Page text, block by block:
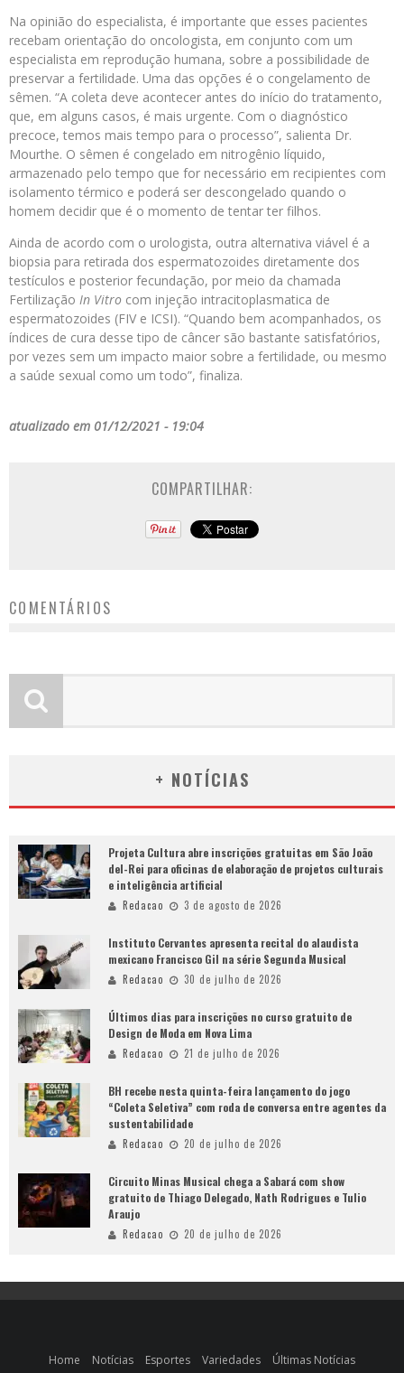
Na opinião do especialista, é importante que esses pacientes
recebam orientação do oncologista, em conjunto com um
especialista em reprodução humana, sobre a possibilidade de
preservar a fertilidade. Uma das opções é o congelamento de
sêmen. “A coleta deve acontecer antes do início do tratamento,
que, em alguns casos, é mais urgente. Com o diagnóstico
precoce, temos mais tempo para o processo”, salienta Dr.
Mourthe. O sêmen é congelado em nitrogênio líquido,
armazenado pelo tempo que for necessário em recipientes com
isolamento térmico e poderá ser descongelado quando o
homem decidir que é o momento de tentar ter filhos.
Ainda de acordo com o urologista, outra alternativa viável é a
biopsia para retirada dos espermatozoides diretamente dos
testículos e posterior fecundação, por meio da chamada
Fertilização In Vitro com injeção intracitoplasmatica de
espermatozoides (FIV e ICSI). “Quando bem acompanhados, os
índices de cura desse tipo de câncer são bastante satisfatórios,
por vezes sem um impacto maior sobre a fertilidade, ou mesmo
a saúde sexual como um todo”, finaliza.
atualizado em 01/12/2021 - 19:04
COMPARTILHAR:
COMENTÁRIOS
+ NOTÍCIAS
Projeta Cultura abre inscrições gratuitas em São João
del-Rei para oficinas de elaboração de projetos culturais
e inteligência artificial
Redacao 3 de agosto de 2026
Instituto Cervantes apresenta recital do alaudista
mexicano Francisco Gil na série Segunda Musical
Redacao 30 de julho de 2026
Últimos dias para inscrições no curso gratuito de
Design de Moda em Nova Lima
Redacao 21 de julho de 2026
BH recebe nesta quinta-feira lançamento do jogo
“Coleta Seletiva” com roda de conversa entre agentes da
sustentabilidade
Redacao 20 de julho de 2026
Circuito Minas Musical chega a Sabará com show
gratuito de Thiago Delegado, Nath Rodrigues e Tulio
Araujo
Redacao 20 de julho de 2026
Home Notícias Esportes Variedades Últimas Notícias